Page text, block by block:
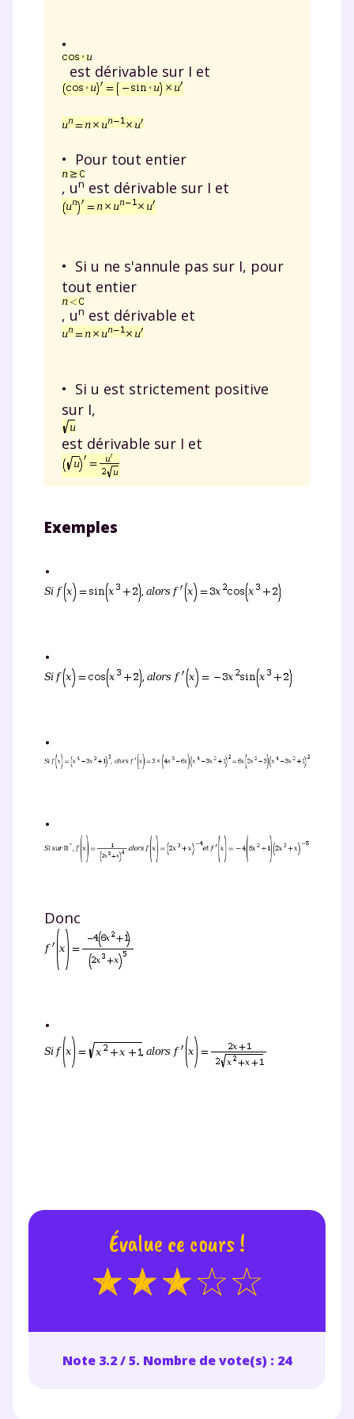
•
est dérivable sur I et
• Pour tout entier
, un est dérivable sur I et
• Si u ne s'annule pas sur I, pour
tout entier
, un est dérivable et
• Si u est strictement positive
sur I,
est dérivable sur I et
Exemples
•
•
•
•
Donc
•
Évalue ce cours !
Note 3.2 / 5. Nombre de vote(s) : 24
et de réussir votre
année scolaire ?
Testez gratuitement
pendant 24h notre
Unespace dédié aux parentspour
suivre les progrès
Tout le programme scolaire du CP à
la Terminale
Des profs expérimentés disponibles